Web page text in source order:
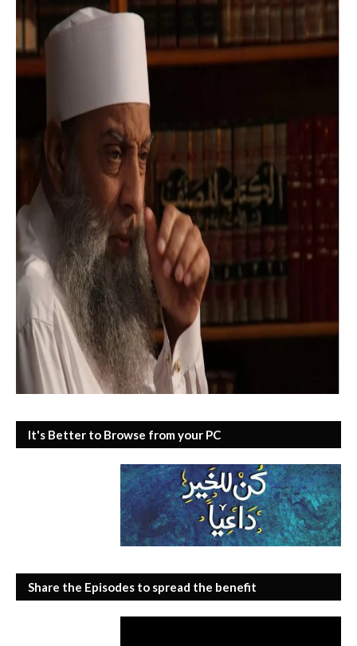
It's Better to Browse from your PC
Share the Episodes to spread the benefit